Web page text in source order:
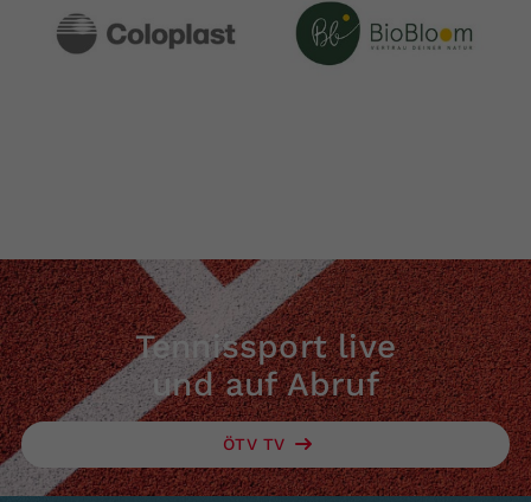
Tennissport live
und auf Abruf
ÖTV TV